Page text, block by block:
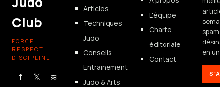
Club
FORCE,
RESPECT,
DISCIPLINE
f 𝕏 ≋
Articles
Techniques
Judo
Conseils
Entraînement
Judo & Arts
L'équipe
Charte
éditoriale
Contact
en